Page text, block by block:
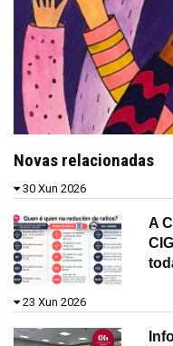
Novas relacionadas
30 Xun 2026
A
23 Xun 2026